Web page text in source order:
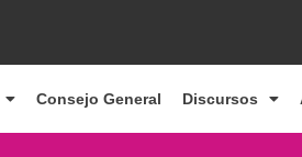
Consejo General Discursos